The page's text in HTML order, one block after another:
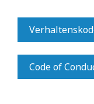
Code of